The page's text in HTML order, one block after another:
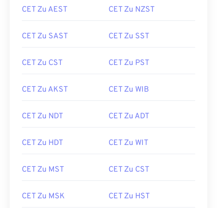
CET Zu AEST CET Zu NZST
CET Zu SAST CET Zu SST
CET Zu CST CET Zu PST
CET Zu AKST CET Zu WIB
CET Zu NDT CET Zu ADT
CET Zu HDT CET Zu WIT
CET Zu MST CET Zu CST
CET Zu MSK CET Zu HST